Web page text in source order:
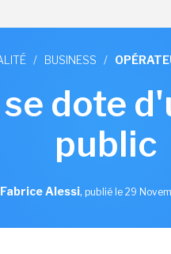
/ BUSINESS /
dote
public
Fabrice Alessi, publié le 29